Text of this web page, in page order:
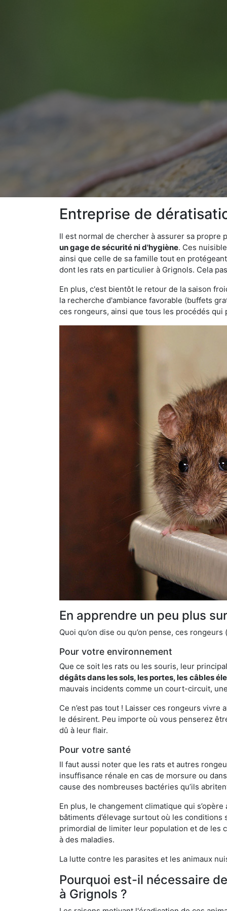
Entreprise de
Il est normal de chercher à assurer sa
un gage de sécurité ni d'hygiène. Ces
ainsi que celle de sa famille tout en
dont les rats en particulier à Grignols. Cela
En plus, c'est bientôt le retour de la saison
la recherche d'ambiance favorable (buffets
ces rongeurs, ainsi que tous les procédés
En apprendre un peu plus
Quoi qu’on dise ou qu’on pense, ces
Pour votre environnement
Que ce soit les rats ou les souris, leur
dégâts dans les sols, les portes, les câbles
mauvais incidents comme un court-circuit,
Ce n’est pas tout ! Laisser ces rongeurs vivre
le désirent. Peu importe où vous penserez
dû à leur flair.
Pour votre santé
Il faut aussi noter que les rats et autres
insuffisance rénale en cas de morsure ou
cause des nombreuses bactéries qu’ils
En plus, le changement climatique qui
bâtiments d’élevage surtout où les
primordial de limiter leur population et de les
à des maladies.
La lutte contre les parasites et les animaux
Pourquoi est-il nécessaire
à Grignols ?